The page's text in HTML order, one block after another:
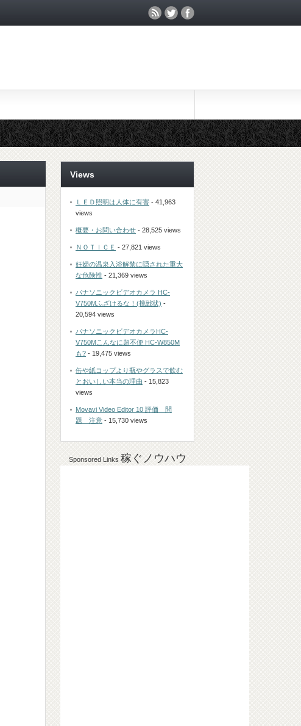
Views
ＬＥＤ照明は人体に有害 - 41,963
views
概要・お問い合わせ - 28,525 views
ＮＯＴＩＣＥ - 27,821 views
妊婦の温泉入浴解禁に隠された重大
な危険性 - 21,369 views
パナソニックビデオカメラ HC-
V750Mふざけるな！(挑戦状) -
20,594 views
パナソニックビデオカメラHC-
V750Mこんなに超不便 HC-W850M
も? - 19,475 views
缶や紙コップより瓶やグラスで飲む
とおいしい本当の理由 - 15,823
views
Movavi Video Editor 10 評価 問
題 注意 - 15,730 views
Sponsored Links 稼ぐノウハウ